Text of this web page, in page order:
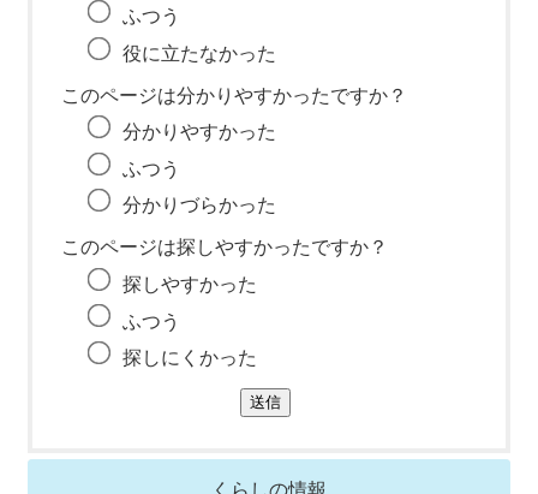
ふつう
役に立たなかった
このページは分かりやすかったですか？
分かりやすかった
ふつう
分かりづらかった
このページは探しやすかったですか？
探しやすかった
ふつう
探しにくかった
くらしの情報